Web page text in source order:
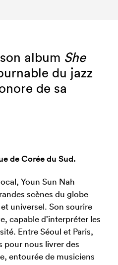
album She
du jazz
de sa
de Corée du Sud.
Youn Sun Nah
scènes du globe
universel. Son sourire
capable d’interpréter les
Entre Séoul et Paris,
pour nous livrer des
entourée de musiciens